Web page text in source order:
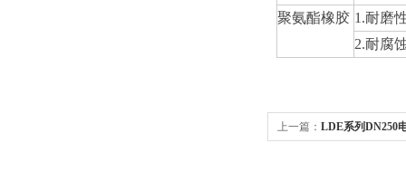
聚氨酯橡胶 1.耐磨
2.耐腐
上一篇： LDE系列DN250